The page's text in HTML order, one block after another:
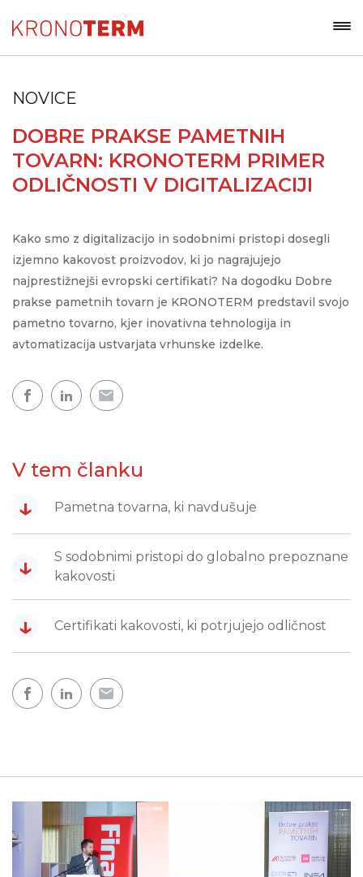
NOVICE
DOBRE PRAKSE PAMETNIH
TOVARN: KRONOTERM PRIMER
ODLIČNOSTI V DIGITALIZACIJI
Kako smo z digitalizacijo in sodobnimi pristopi dosegli
izjemno kakovost proizvodov, ki jo nagrajujejo
najprestižnejši evropski certifikati? Na dogodku Dobre
prakse pametnih tovarn je KRONOTERM predstavil svojo
pametno tovarno, kjer inovativna tehnologija in
avtomatizacija ustvarjata vrhunske izdelke.
V tem članku
↓ Pametna tovarna, ki navdušuje
↓
S sodobnimi pristopi do globalno prepoznane
kakovosti
↓ Certifikati kakovosti, ki potrjujejo odličnost